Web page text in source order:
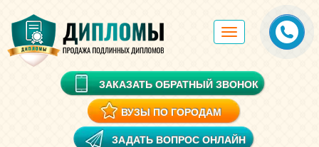
Toggle
navigation
ЗАКАЗАТЬ ОБРАТНЫЙ ЗВОНОК
ВУЗЫ ПО ГОРОДАМ
ЗАДАТЬ ВОПРОС ОНЛАЙН